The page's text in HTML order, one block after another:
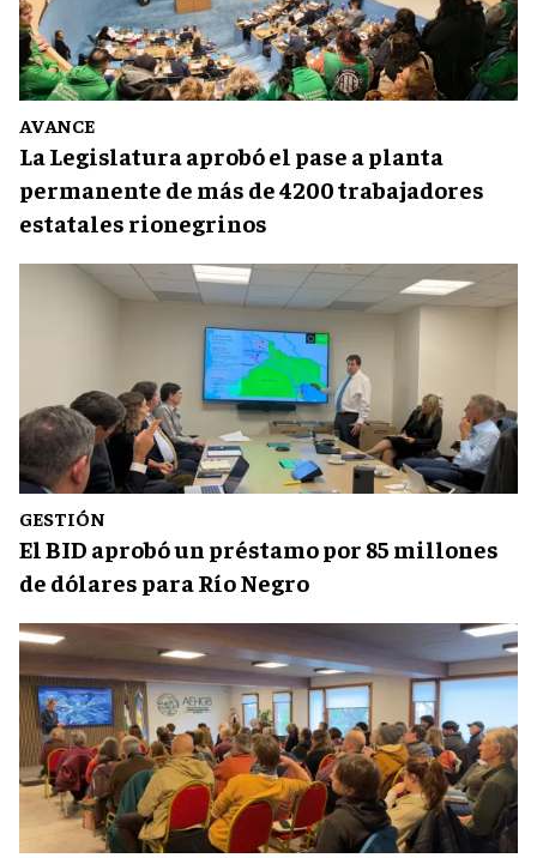
AVANCE
La Legislatura aprobó el pase a planta
permanente de más de 4200 trabajadores
estatales rionegrinos
GESTIÓN
El BID aprobó un préstamo por 85 millones
de dólares para Río Negro